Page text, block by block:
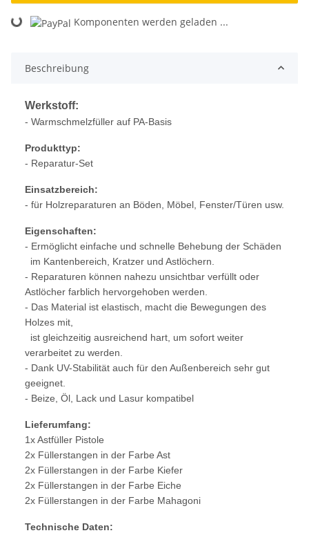
Loading... Komponenten werden geladen ...
Beschreibung
Werkstoff:
- Warmschmelzfüller auf PA-Basis
Produkttyp:
- Reparatur-Set
Einsatzbereich:
- für Holzreparaturen an Böden, Möbel, Fenster/Türen usw.
Eigenschaften:
- Ermöglicht einfache und schnelle Behebung der Schäden
im Kantenbereich, Kratzer und Astlöchern.
- Reparaturen können nahezu unsichtbar verfüllt oder
Astlöcher farblich hervorgehoben werden.
- Das Material ist elastisch, macht die Bewegungen des
Holzes mit,
ist gleichzeitig ausreichend hart, um sofort weiter
verarbeitet zu werden.
- Dank UV-Stabilität auch für den Außenbereich sehr gut
geeignet.
- Beize, Öl, Lack und Lasur kompatibel
Lieferumfang:
1x Astfüller Pistole
2x Füllerstangen in der Farbe Ast
2x Füllerstangen in der Farbe Kiefer
2x Füllerstangen in der Farbe Eiche
2x Füllerstangen in der Farbe Mahagoni
Technische Daten: